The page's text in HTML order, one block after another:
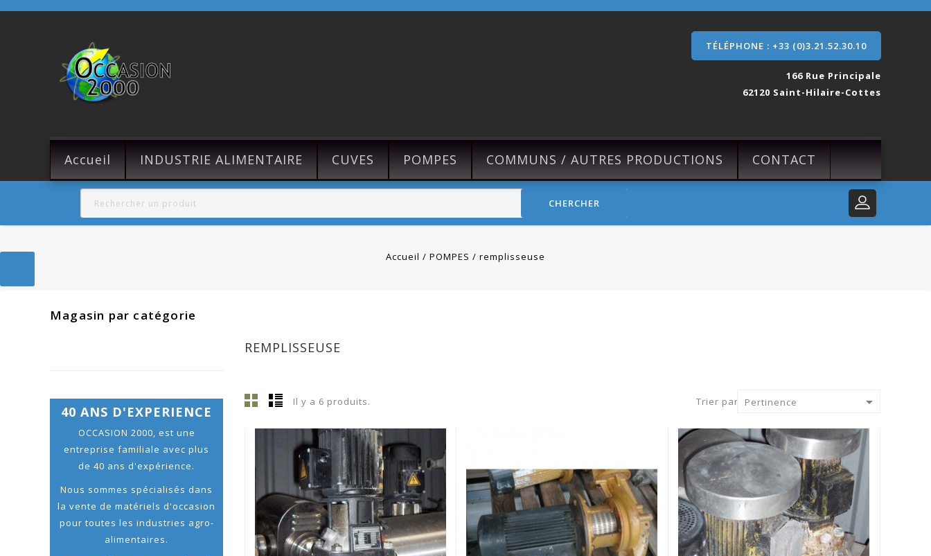
TÉLÉPHONE : +33 (0)3.21.52.30.10
166 Rue Principale
62120 Saint-Hilaire-Cottes
Accueil INDUSTRIE ALIMENTAIRE CUVES POMPES COMMUNS / AUTRES PRODUCTIONS CONTACT
CHERCHER
Accueil POMPES remplisseuse
Magasin par catégorie
40 ANS D'EXPERIENCE
OCCASION 2000, est une
entreprise familiale avec plus
de 40 ans d'expérience.
Nous sommes spécialisés dans
la vente de matériels d'occasion
pour toutes les industries agro-
alimentaires.
REMPLISSEUSE
Il y a 6 produits. Trier par : Pertinence 